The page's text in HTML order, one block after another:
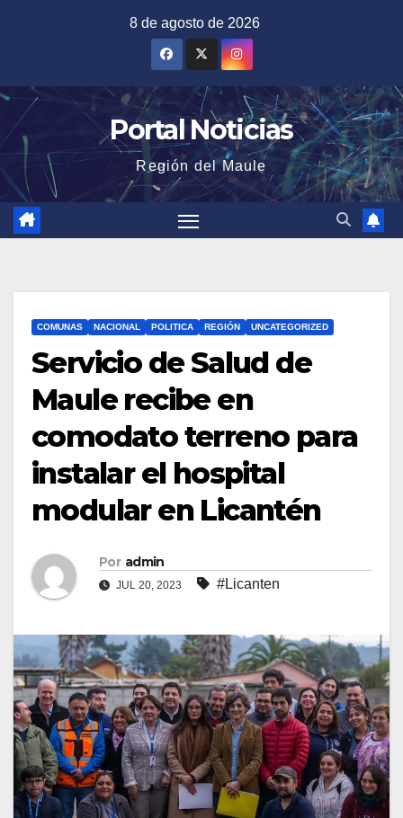
8 de agosto de 2026
Portal Noticias
Región del Maule
COMUNAS NACIONAL POLITICA REGIÓN UNCATEGORIZED
Servicio de Salud de
Maule recibe en
comodato terreno para
instalar el hospital
modular en Licantén
Por admin
JUL 20, 2023 #Licanten